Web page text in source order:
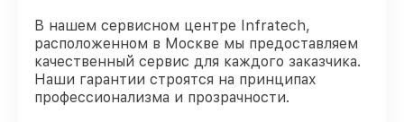
В нашем сервисном центре Infratech,
расположенном в Москве мы предоставляем
качественный сервис для каждого заказчика.
Наши гарантии строятся на принципах
профессионализма и прозрачности.